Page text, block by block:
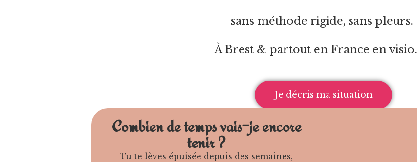
sans méthode rigide, sans pleurs.
À Brest & partout en France en visio.
Je décris ma situation
Combien de temps vais-je encore
tenir ?
Tu te lèves épuisée depuis des semaines,